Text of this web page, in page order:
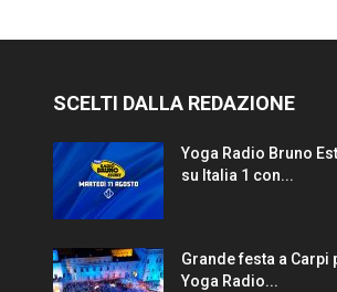
SCELTI DALLA REDAZIONE
Yoga Radio Bruno
su Italia 1 con...
Grande festa a Carpi
Yoga Radio...